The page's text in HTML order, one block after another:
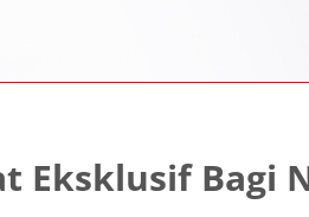
Eksklusif Bagi